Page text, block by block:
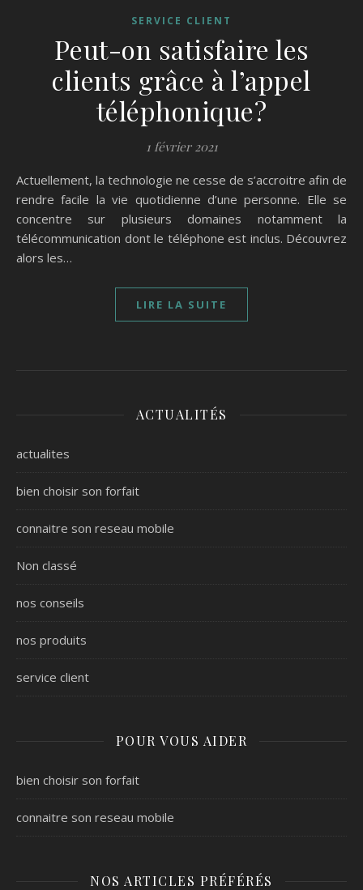
SERVICE CLIENT
Peut-on satisfaire les
clients grâce à l’appel
téléphonique?
1 février 2021
Actuellement, la technologie ne cesse de s’accroitre afin de
rendre facile la vie quotidienne d’une personne. Elle se
concentre sur plusieurs domaines notamment la
télécommunication dont le téléphone est inclus. Découvrez
alors les…
LIRE LA SUITE
ACTUALITÉS
actualites
bien choisir son forfait
connaitre son reseau mobile
Non classé
nos conseils
nos produits
service client
POUR VOUS AIDER
bien choisir son forfait
connaitre son reseau mobile
NOS ARTICLES PRÉFÉRÉS